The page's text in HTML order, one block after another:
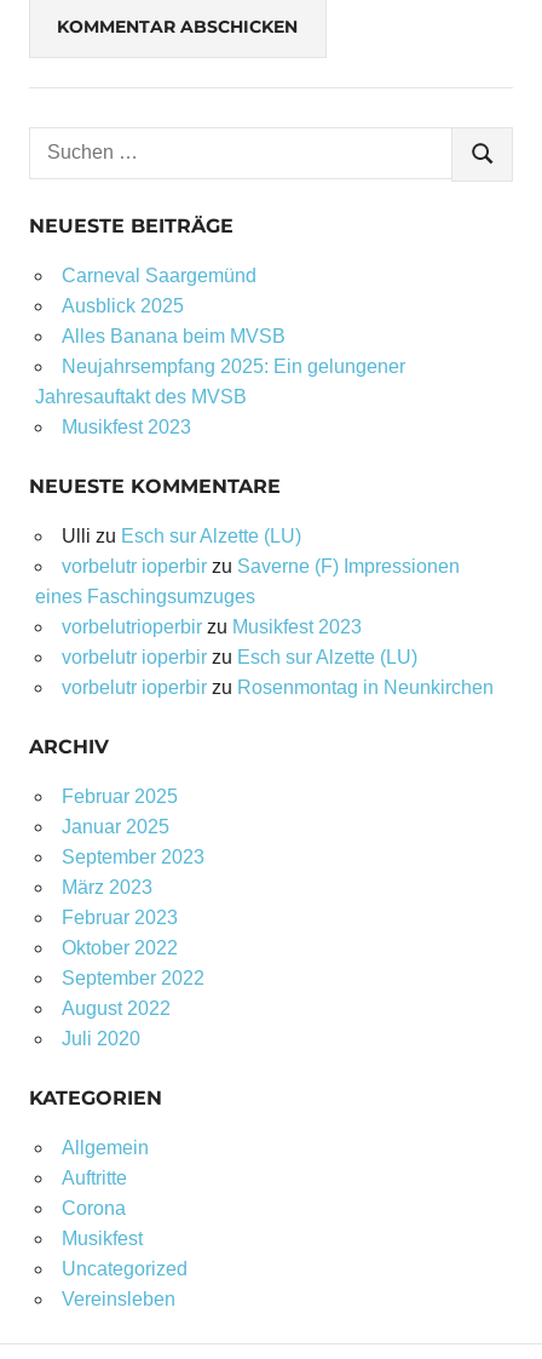
Suchen
SUCHEN
NEUESTE BEITRÄGE
Carneval Saargemünd
Ausblick 2025
Alles Banana beim MVSB
Neujahrsempfang 2025: Ein gelungener
Jahresauftakt des MVSB
Musikfest 2023
NEUESTE KOMMENTARE
Ulli zu Esch sur Alzette (LU)
vorbelutr ioperbirzu Saverne (F) Impressionen
eines Faschingsumzuges
vorbelutrioperbirzu Musikfest 2023
vorbelutr ioperbirzu Esch sur Alzette (LU)
vorbelutr ioperbirzu Rosenmontag in Neunkirchen
ARCHIV
Februar 2025
Januar 2025
September 2023
März 2023
Februar 2023
Oktober 2022
September 2022
August 2022
Juli 2020
KATEGORIEN
Allgemein
Auftritte
Corona
Musikfest
Uncategorized
Vereinsleben